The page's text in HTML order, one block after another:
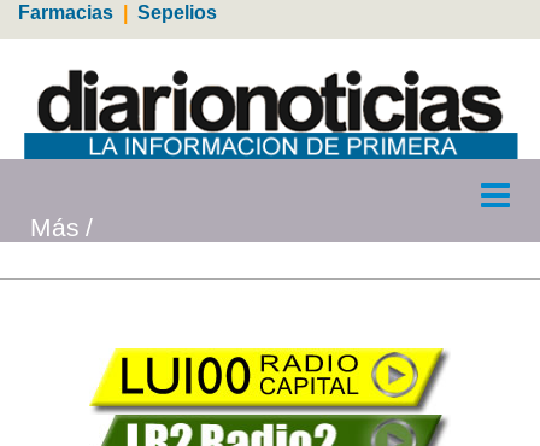
Farmacias Sepelios
Más